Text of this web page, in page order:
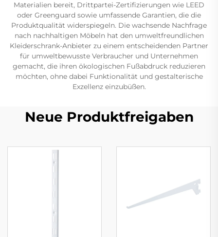
Materialien bereit, Drittpartei-Zertifizierungen wie LEED
oder Greenguard sowie umfassende Garantien, die die
Produktqualität widerspiegeln. Die wachsende Nachfrage
nach nachhaltigen Möbeln hat den umweltfreundlichen
Kleiderschrank-Anbieter zu einem entscheidenden Partner
für umweltbewusste Verbraucher und Unternehmen
gemacht, die ihren ökologischen Fußabdruck reduzieren
möchten, ohne dabei Funktionalität und gestalterische
Exzellenz einzubüßen.
Neue Produktfreigaben